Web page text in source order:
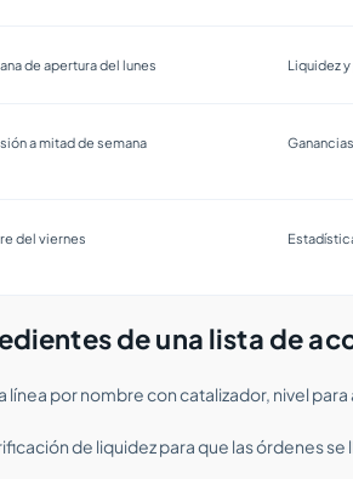
de apertura del lunes Liquidez
a mitad de semana
del viernes
de una lista de
línea por nombre con catalizador, nivel
de liquidez para que las órdenes